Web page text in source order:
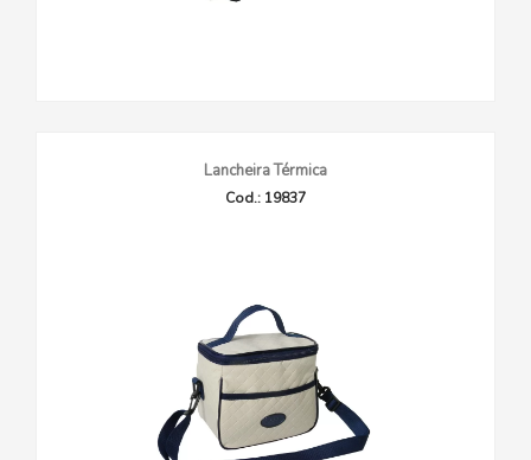
Lancheira Térmica
Cod.: 19837